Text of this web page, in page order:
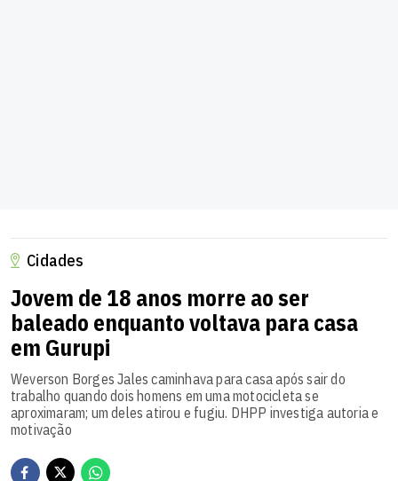
Cidades
Jovem de 18 anos morre ao ser
baleado enquanto voltava para casa
em Gurupi
Weverson Borges Jales caminhava para casa após sair do
trabalho quando dois homens em uma motocicleta se
aproximaram; um deles atirou e fugiu. DHPP investiga autoria e
motivação